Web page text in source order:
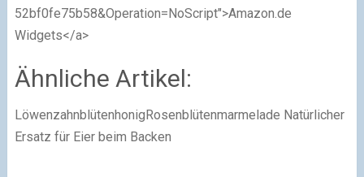
52bf0fe75b58&Operation=NoScript">Amazon.de
Widgets</a>
Ähnliche Artikel:
LöwenzahnblütenhonigRosenblütenmarmelade Natürlicher
Ersatz für Eier beim Backen